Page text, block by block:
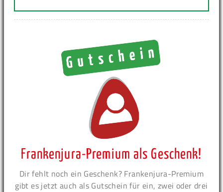
Frankenjura-Premium als Geschenk!
Dir fehlt noch ein Geschenk? Frankenjura-Premium
gibt es jetzt auch als Gutschein für ein, zwei oder drei